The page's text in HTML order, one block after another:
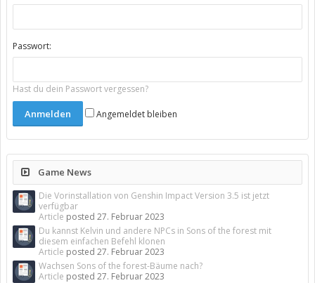
Passwort:
Hast du dein Passwort vergessen?
Angemeldet bleiben
Game News
Die Vorinstallation von Genshin Impact Version 3.5 ist jetzt
verfügbar
Article posted 27. Februar 2023
Du kannst Kelvin und andere NPCs in Sons of the forest mit
diesem einfachen Befehl klonen
Article posted 27. Februar 2023
Wachsen Sons of the forest-Bäume nach?
Article posted 27. Februar 2023